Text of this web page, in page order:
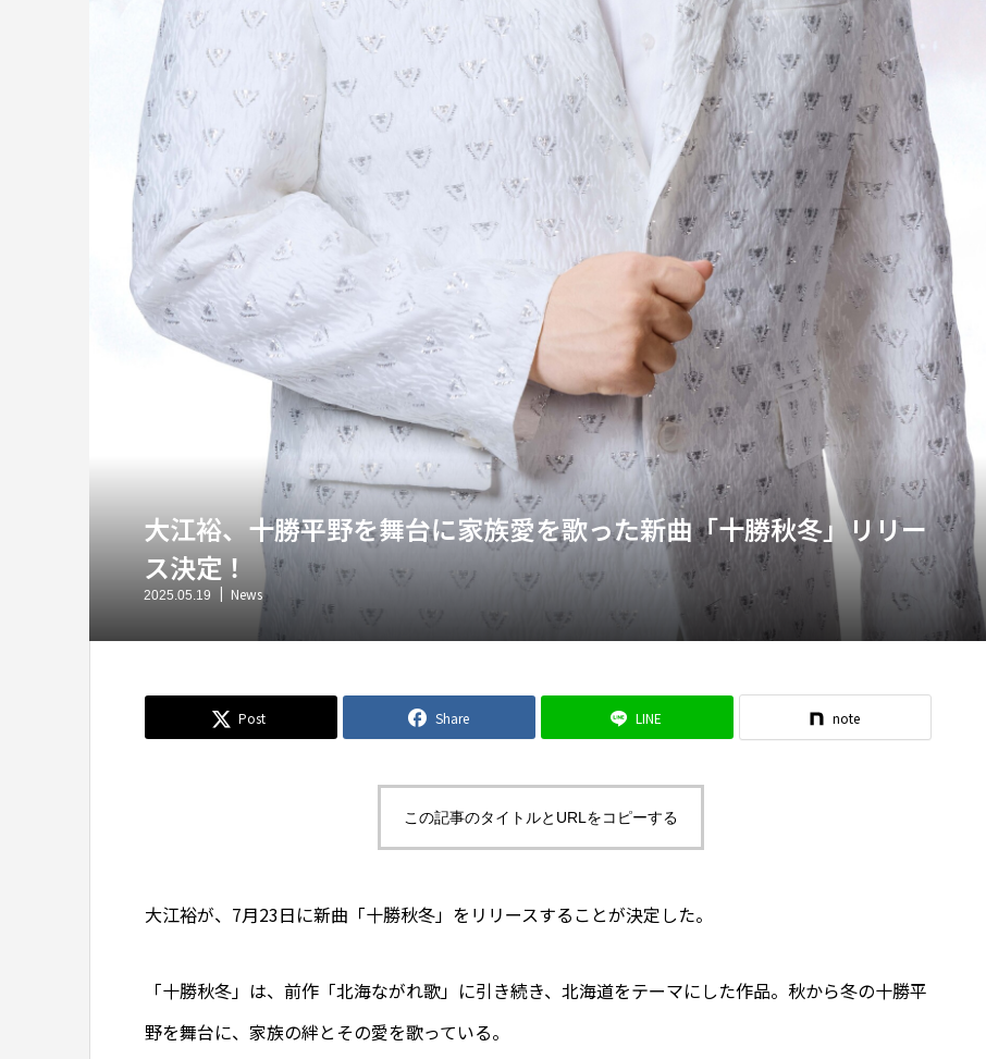
大江裕、十勝平野を舞台に家族愛を歌った新曲「十勝秋冬」リリー
ス決定！
2025.05.19 News
Post Share LINE note
この記事のタイトルとURLをコピーする
大江裕が、7月23日に新曲「十勝秋冬」をリリースすることが決定した。
「十勝秋冬」は、前作「北海ながれ歌」に引き続き、北海道をテーマにした作品。秋から冬の十勝平
野を舞台に、家族の絆とその愛を歌っている。